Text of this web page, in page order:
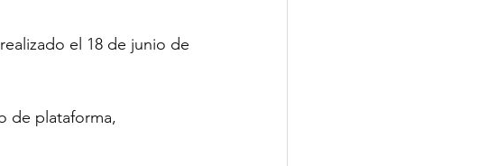
el 18 de junio de
de plataforma,